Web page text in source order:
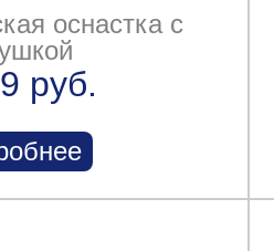
оснастка с
руб.